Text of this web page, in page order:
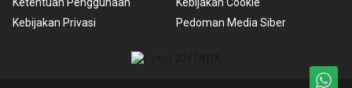
Kebijakan Privasi
Pedoman Media Siber